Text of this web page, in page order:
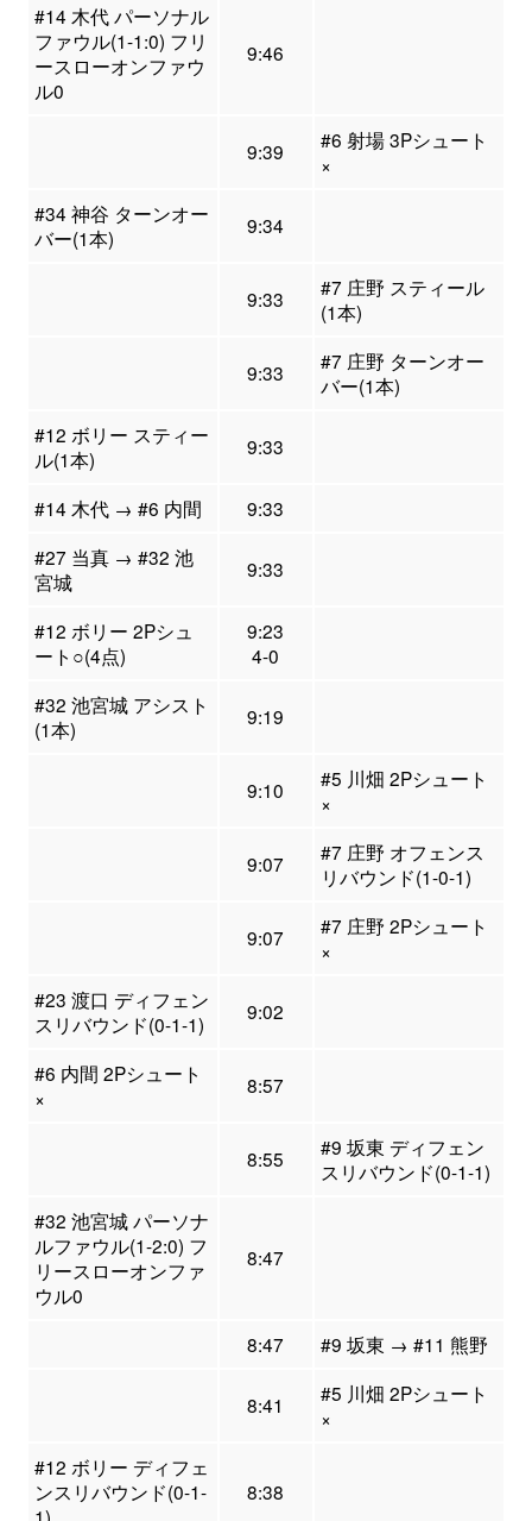
#14 木代 パーソナル
ファウル(1-1:0) フリ
ースローオンファウ
ル0
9:46
9:39
#6 射場 3Pシュート
×
#34 神谷 ターンオー
バー(1本)
9:34
9:33
#7 庄野 スティール
(1本)
9:33
#7 庄野 ターンオー
バー(1本)
#12 ボリー スティー
ル(1本)
9:33
#14 木代 → #6 内間
9:33
#27 当真 → #32 池
宮城
9:33
#12 ボリー 2Pシュ
ート○(4点)
9:23
4-0
#32 池宮城 アシスト
(1本)
9:19
9:10
#5 川畑 2Pシュート
×
9:07
#7 庄野 オフェンス
リバウンド(1-0-1)
9:07
#7 庄野 2Pシュート
×
#23 渡口 ディフェン
スリバウンド(0-1-1)
9:02
#6 内間 2Pシュート
×
8:57
8:55
#9 坂東 ディフェン
スリバウンド(0-1-1)
#32 池宮城 パーソナ
ルファウル(1-2:0) フ
リースローオンファ
ウル0
8:47
8:47 #9 坂東 → #11 熊野
8:41
#5 川畑 2Pシュート
×
#12 ボリー ディフェ
ンスリバウンド(0-1-
8:38